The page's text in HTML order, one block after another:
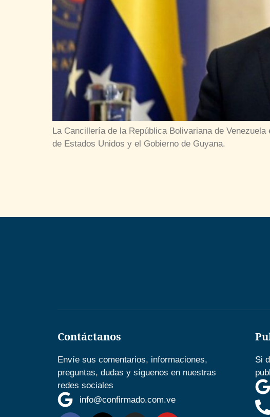
La Cancillería de la República Bolivariana de
de Estados Unidos y el Gobierno de Guyana.
Contáctanos
Envíe sus comentarios, informaciones,
preguntas, dudas y síguenos en nuestras
redes sociales
info@confirmado.com.ve
Si